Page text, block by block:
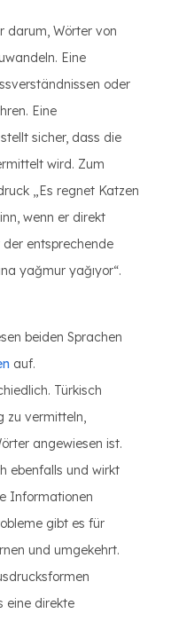
darum, Wörter von
Eine
oder
Eine
sicher, dass die
wird. Zum
„Es regnet Katzen
wenn er direkt
entsprechende
yağmur yağıyor“.
beiden Sprachen
auf.
Türkisch
zu vermitteln,
angewiesen ist.
ebenfalls und wirkt
Informationen
gibt es für
und umgekehrt.
eine direkte